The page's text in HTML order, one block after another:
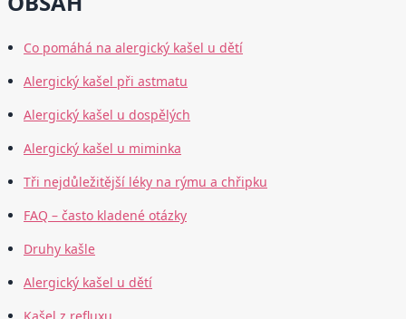
Co pomáhá na alergický kašel u dětí
Alergický kašel při astmatu
Alergický kašel u dospělých
Alergický kašel u miminka
Tři nejdůležitější léky na rýmu a chřipku
FAQ – často kladené otázky
Druhy kašle
Alergický kašel u dětí